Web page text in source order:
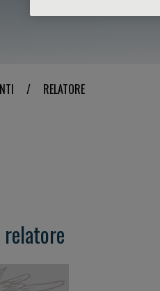
/ RELATORE